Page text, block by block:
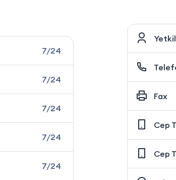
7/24
7/24
7/24
7/24
7/24
Fax
Cep
Cep